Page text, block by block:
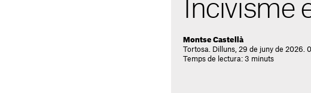
Incivisme
Montse Castellà
Tortosa. Dilluns, 29 de juny de 2026.
Temps de lectura: 3 minuts